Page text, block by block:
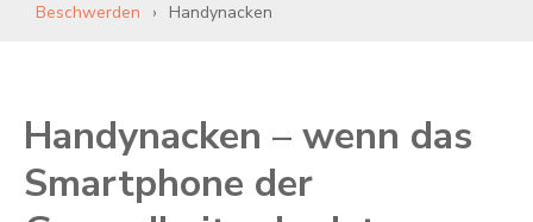
Beschwerden Handynacken
Handynacken – wenn das
Smartphone der